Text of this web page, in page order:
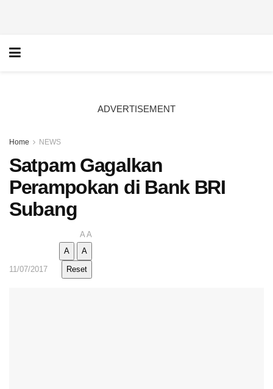
ADVERTISEMENT
Home NEWS
Satpam Gagalkan
Perampokan di Bank BRI
Subang
11/07/2017
A A
A
A
Reset